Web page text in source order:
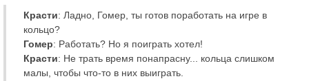
Красти: Ладно, Гомер, ты готов поработать на игре в
кольцо?
Гомер: Работать? Но я поиграть хотел!
Красти: Не трать время понапрасну... кольца слишком
малы, чтобы что-то в них выиграть.